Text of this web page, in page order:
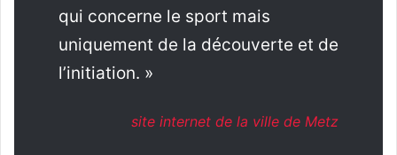
qui concerne le sport mais
uniquement de la découverte et de
l’initiation. »
site internet de la ville de Metz